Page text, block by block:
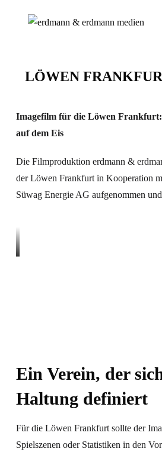
LÖWEN
Imagefilm für die Löwen Frankfurt:
auf dem Eis
Die Filmproduktion erdmann &
der Löwen Frankfurt in Kooperation
Süwag Energie AG aufgenommen
Ein Verein, der
Haltung definiert
Für die Löwen Frankfurt sollte der
Spielszenen oder Statistiken in den